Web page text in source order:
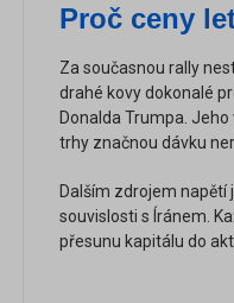
Proč ceny
Za současnou rally
drahé kovy dokonalé
Donalda Trumpa.
trhy značnou dávku
Dalším zdrojem napětí
souvislosti s Íránem.
přesunu kapitálu do